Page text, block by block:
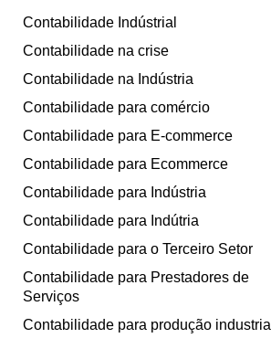
Contabilidade Indústrial
Contabilidade na crise
Contabilidade na Indústria
Contabilidade para comércio
Contabilidade para E-commerce
Contabilidade para Ecommerce
Contabilidade para Indústria
Contabilidade para Indútria
Contabilidade para o Terceiro Setor
Contabilidade para Prestadores de
Serviços
Contabilidade para produção industrial